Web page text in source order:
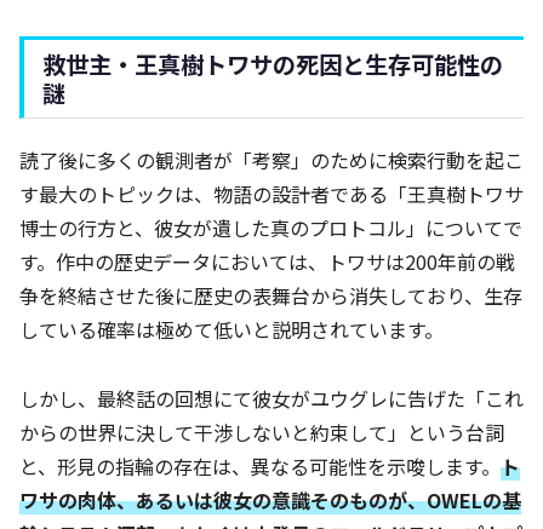
救世主・王真樹トワサの死因と生存可能性の
謎
読了後に多くの観測者が「考察」のために検索行動を起こ
す最大のトピックは、物語の設計者である「王真樹トワサ
博士の行方と、彼女が遺した真のプロトコル」についてで
す。作中の歴史データにおいては、トワサは200年前の戦
争を終結させた後に歴史の表舞台から消失しており、生存
している確率は極めて低いと説明されています。
しかし、最終話の回想にて彼女がユウグレに告げた「これ
からの世界に決して干渉しないと約束して」という台詞
と、形見の指輪の存在は、異なる可能性を示唆します。 ト
ワサの肉体、あるいは彼女の意識そのものが、OWELの基